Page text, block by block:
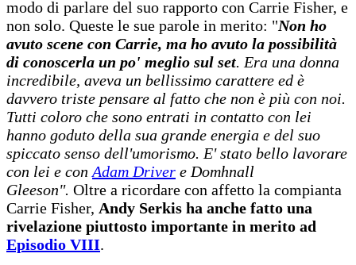
modo di parlare del suo rapporto con Carrie Fisher, e
non solo. Queste le sue parole in merito: "Non ho
avuto scene con Carrie, ma ho avuto la possibilità
di conoscerla un po' meglio sul set. Era una donna
incredibile, aveva un bellissimo carattere ed è
davvero triste pensare al fatto che non è più con noi.
Tutti coloro che sono entrati in contatto con lei
hanno goduto della sua grande energia e del suo
spiccato senso dell'umorismo. E' stato bello lavorare
con lei e con Adam Driver e Domhnall
Gleeson". Oltre a ricordare con affetto la compianta
Carrie Fisher, Andy Serkis ha anche fatto una
rivelazione piuttosto importante in merito ad
Episodio VIII.